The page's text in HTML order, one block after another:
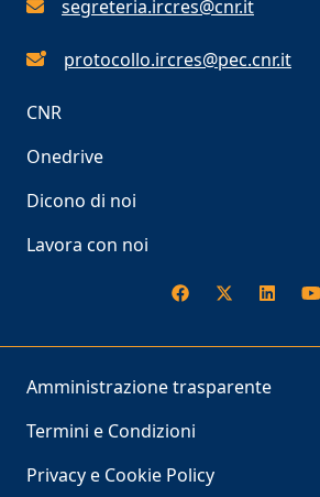
segreteria.ircres@cnr.it
protocollo.ircres@pec.cnr.it
CNR
Onedrive
Dicono di noi
Lavora con noi
Amministrazione trasparente
Termini e Condizioni
Privacy e Cookie Policy